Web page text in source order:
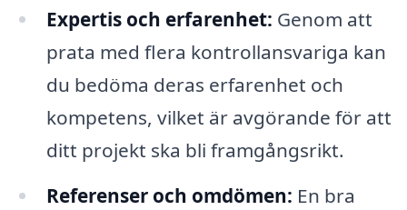
Expertis och erfarenhet: Genom att
prata med flera kontrollansvariga kan
du bedöma deras erfarenhet och
kompetens, vilket är avgörande för att
ditt projekt ska bli framgångsrikt.
Referenser och omdömen: En bra